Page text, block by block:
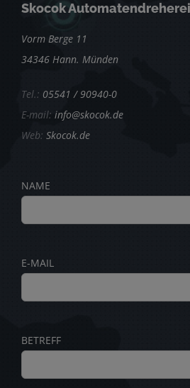
Skocok
Vorm Berge 11
34346 Hann. Münden
Tel.: 05541 / 90940-0
E-mail: info@skocok.de
Web: Skocok.de
NAME
E-MAIL
BETREFF